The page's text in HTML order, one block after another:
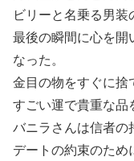
ビリーと名乗る男装
最後の瞬間に心を開
なった。
金目の物をすぐに捨
すごい運で貴重な品
バニラさんは信者の
デートの約束のため